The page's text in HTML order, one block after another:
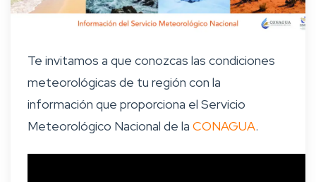
Te invitamos a que conozcas las condiciones
meteorológicas de tu región con la
información que proporciona el Servicio
Meteorológico Nacional de la CONAGUA.